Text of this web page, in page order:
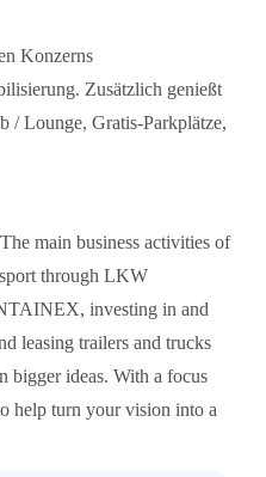
Konzerns
Zusätzlich genießt
/ Lounge, Gratis-Parkplätze,
main business activities of
through LKW
investing in and
leasing trailers and trucks
bigger ideas. With a focus
help turn your vision into a